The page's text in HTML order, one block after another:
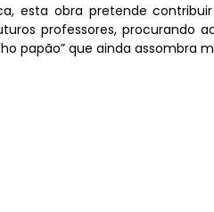
esta obra pretende
professores, procurando
papão” que ainda assombra